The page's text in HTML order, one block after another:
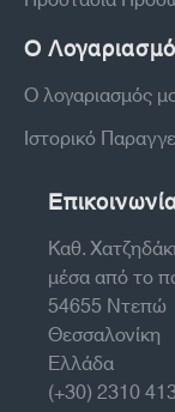
Ο
Ο λογαριασμός
Ιστορικό
Καθ.
μέσα από το
54655 Ντεπώ
Θεσσαλονίκη
Ελλάδα
(+30) 2310